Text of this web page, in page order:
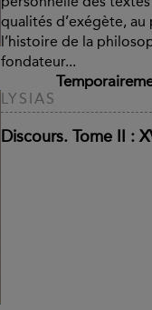
qualités d’exégète,
l’histoire de la
fondateur...
LYSIAS
Discours. Tome II :